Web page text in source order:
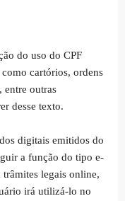
do uso do CPF
cartórios, ordens
entre outras
desse texto.
digitais emitidos do
a função do tipo e-
trâmites legais online,
irá utilizá-lo no